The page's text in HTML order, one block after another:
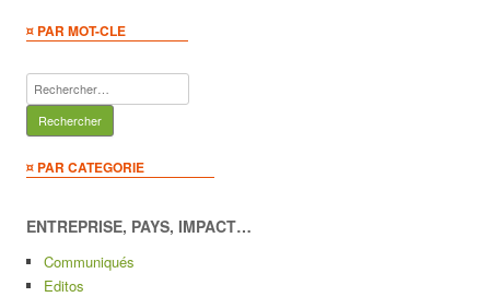
¤ PAR MOT-CLE
Rechercher :
¤ PAR CATEGORIE
ENTREPRISE, PAYS, IMPACT…
Communiqués
Editos